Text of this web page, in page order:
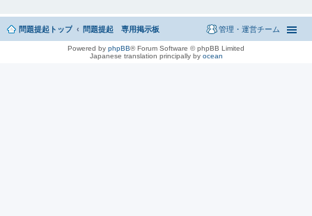
問題提起トップ 問題提起 専用掲示板 管理・運営チーム
Powered by phpBB® Forum Software © phpBB Limited
Japanese translation principally by ocean